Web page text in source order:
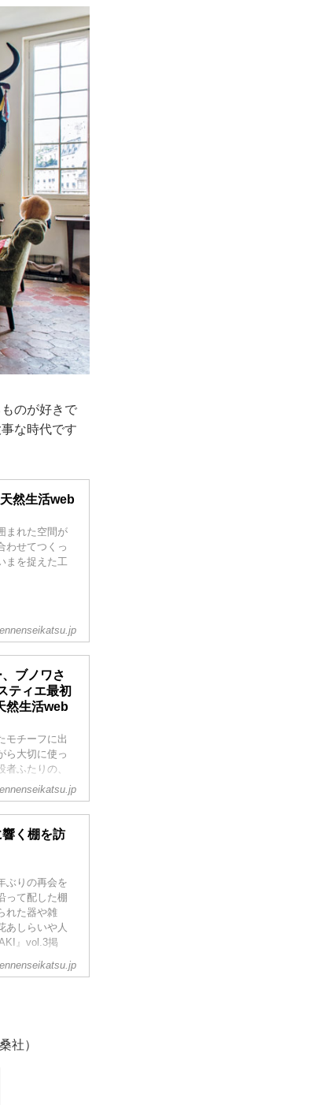
のが好きで
な時代です
然生活web
まれた空間が
わせてつくっ
まを捉えた工
ブノワさ
ティエ最初
然生活web
モチーフに出
ら大切に使っ
ふたりの、
・アスティ
』vol.3掲
く棚を訪
ぶりの再会を
って配した棚
れた器や雑
あしらいや人
』vol.3掲
社）